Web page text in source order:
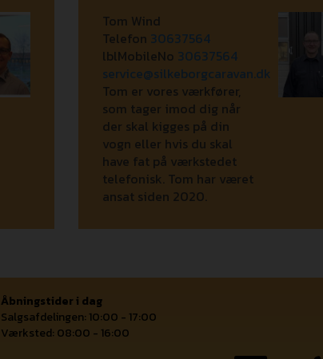
Tom Wind
Telefon 30637564
lblMobileNo 30637564
service@silkeborgcaravan.dk
Tom er vores værkfører,
som tager imod dig når
der skal kigges på din
vogn eller hvis du skal
have fat på værkstedet
telefonisk. Tom har været
ansat siden 2020.
Åbningstider i dag
Salgsafdelingen: 10:00 - 17:00
Værksted: 08:00 - 16:00